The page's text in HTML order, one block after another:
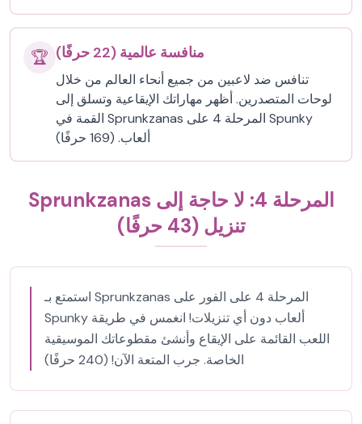
🏆 منافسة عالمية (22 حرفًا)
تنافس ضد لاعبين من جميع أنحاء العالم من خلال
لوحات المتصدرين. أظهر مهاراتك الإيقاعية وتسلق إلى
القمة في Sprunkzanas المرحلة 4 على Spunky
ألعاب. (169 حرفًا)
Sprunkzanas المرحلة 4: لا حاجة إلى
تنزيل (43 حرفًا)
استمتع بـ Sprunkzanas المرحلة 4 على الفور على
Spunky ألعاب دون أي تنزيلات! انغمس في طريقة
اللعب القائمة على الإيقاع وأنشئ مقطوعاتك الموسيقية
الخاصة. جرب المتعة الآن! (240 حرفًا)